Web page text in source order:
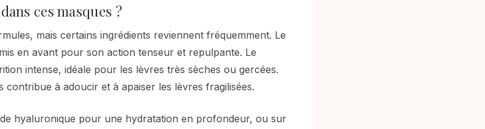
ces masques ?
mais certains ingrédients reviennent fréquemment. Le
en avant pour son action tenseur et repulpante. Le
intense, idéale pour les lèvres très sèches ou gercées.
contribue à adoucir et à apaiser les lèvres fragilisées.
hyaluronique pour une hydratation en profondeur, ou sur